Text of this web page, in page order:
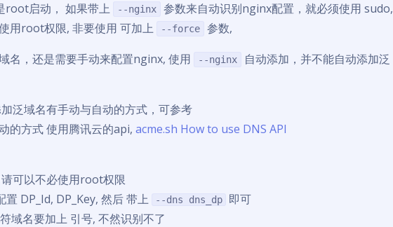
root启动， 如果带上
--nginx
参数来自动识别nginx配置，就必须使用 sudo,
用root权限, 非要使用 可加上
--force
参数,
名，还是需要手动来配置nginx, 使用
--nginx
自动添加，并不能自动添加泛
泛域名有手动与自动的方式，可参考
的方式 使用腾讯云的api, acme.sh How to use DNS API
请可以不必使用root权限
置 DP_Id, DP_Key, 然后 带上
--dns dns_dp
即可
域名要加上 引号, 不然识别不了